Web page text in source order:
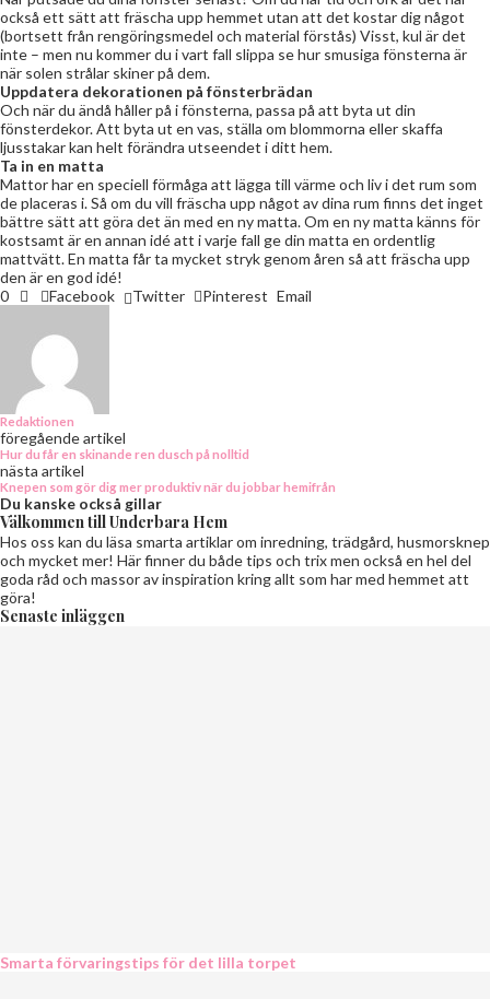
också ett sätt att fräscha upp hemmet utan att det kostar dig något
(bortsett från rengöringsmedel och material förstås) Visst, kul är det
inte – men nu kommer du i vart fall slippa se hur smusiga fönsterna är
när solen strålar skiner på dem.
Uppdatera dekorationen på fönsterbrädan
Och när du ändå håller på i fönsterna, passa på att byta ut din
fönsterdekor. Att byta ut en vas, ställa om blommorna eller skaffa
ljusstakar kan helt förändra utseendet i ditt hem.
Ta in en matta
Mattor har en speciell förmåga att lägga till värme och liv i det rum som
de placeras i. Så om du vill fräscha upp något av dina rum finns det inget
bättre sätt att göra det än med en ny matta. Om en ny matta känns för
kostsamt är en annan idé att i varje fall ge din matta en ordentlig
mattvätt. En matta får ta mycket stryk genom åren så att fräscha upp
den är en god idé!
0
Facebook Twitter Pinterest Email
Redaktionen
föregående artikel
Hur du får en skinande ren dusch på nolltid
nästa artikel
Knepen som gör dig mer produktiv när du jobbar hemifrån
Du kanske också gillar
Välkommen till Underbara Hem
Hos oss kan du läsa smarta artiklar om inredning, trädgård, husmorsknep
och mycket mer! Här finner du både tips och trix men också en hel del
goda råd och massor av inspiration kring allt som har med hemmet att
göra!
Senaste inläggen
Smarta förvaringstips för det lilla torpet